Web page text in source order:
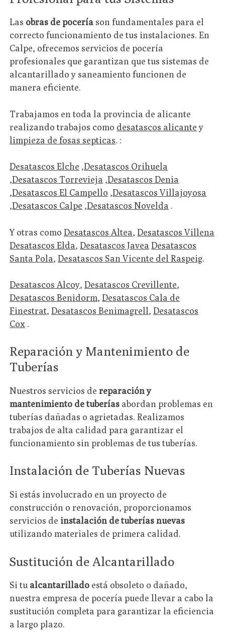
Las obras de pocería son fundamentales para el
correcto funcionamiento de tus instalaciones. En
Calpe, ofrecemos servicios de pocería
profesionales que garantizan que tus sistemas de
alcantarillado y saneamiento funcionen de
manera eficiente.
Trabajamos en toda la provincia de alicante
realizando trabajos como desatascos alicantey
limpieza de fosas septicas. :
Desatascos Elche ,Desatascos Orihuela
,Desatascos Torrevieja ,Desatascos Denia
,Desatascos El Campello ,Desatascos Villajoyosa
,Desatascos Calpe ,Desatascos Novelda .
Y otras comoDesatascos Altea,Desatascos Villena
Desatascos Elda,Desatascos Javea Desatascos
Santa Pola,Desatascos San Vicente del Raspeig.
Desatascos Alcoy,Desatascos Crevillente,
Desatascos Benidorm,Desatascos Cala de
Finestrat,Desatascos Benimagrell ,Desatascos
Cox .
Reparación y Mantenimiento de
Tuberías
Nuestros servicios dereparación y
mantenimiento de tuberías abordan problemas en
tuberías dañadas o agrietadas. Realizamos
trabajos de alta calidad para garantizar el
funcionamiento sin problemas de tus tuberías.
Instalación de Tuberías Nuevas
Si estás involucrado en un proyecto de
construcción o renovación, proporcionamos
servicios de instalación de tuberías nuevas
utilizando materiales de primera calidad.
Sustitución de Alcantarillado
Si tu alcantarillado está obsoleto o dañado,
nuestra empresa de pocería puede llevar a cabo la
sustitución completa para garantizar la eficiencia
a largo plazo.